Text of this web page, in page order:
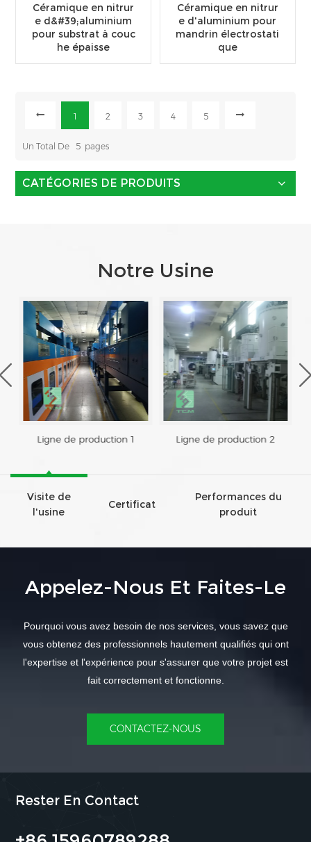
Céramique en nitrur
e d&#39;aluminium
pour substrat à couc
he épaisse
Céramique en nitrur
e d'aluminium pour
mandrin électrostati
que
1 2 3 4 5
Un Total De 5 Pages
CATÉGORIES DE PRODUITS
Notre Usine
Ligne de production 1 Ligne de production 2
Visite de
l'usine
Certificat
Performances du
produit
Appelez-Nous Et Faites-Le
Pourquoi vous avez besoin de nos services, vous savez que
vous obtenez des professionnels hautement qualifiés qui ont
l'expertise et l'expérience pour s'assurer que votre projet est
fait correctement et fonctionne.
CONTACTEZ-NOUS
Rester En Contact